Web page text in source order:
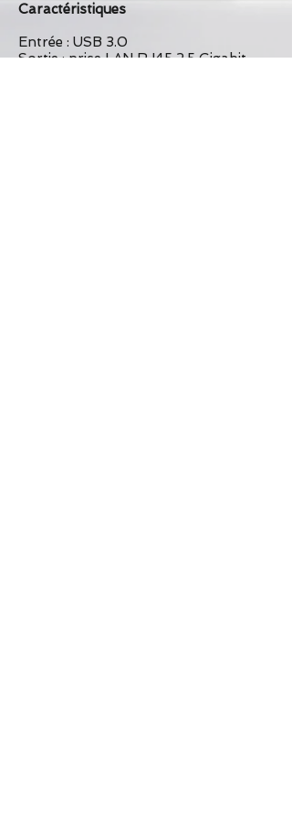
Caractéristiques
Entrée : USB 3.0
Sortie :prise LAN RJ45 2,5 Gigabit